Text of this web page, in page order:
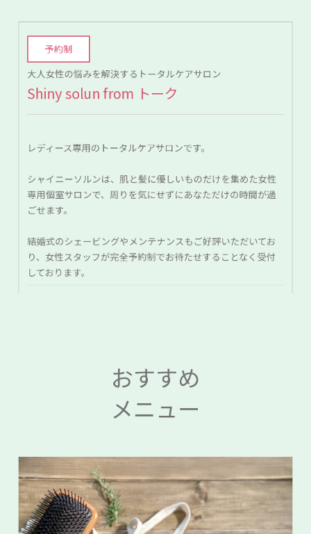
予約制
大人女性の悩みを解決するトータルケアサロン
Shiny solun from トーク
レディース専用のトータルケアサロンです。
シャイニーソルンは、肌と髪に優しいものだけを集めた女性
専用個室サロンで、周りを気にせずにあなただけの時間が過
ごせます。
結婚式のシェービングやメンテナンスもご好評いただいてお
り、女性スタッフが完全予約制でお待たせすることなく受付
しております。
おすすめ
メニュー